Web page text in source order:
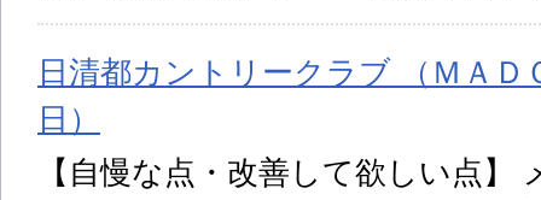
日清都カントリークラブ （ＭＡ
日）
【自慢な点・改善して欲しい点